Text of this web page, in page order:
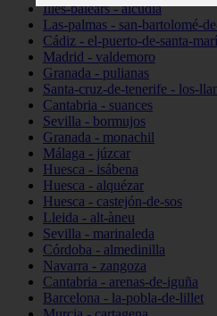
Illes-balears - alcúdia
Las-palmas - san-bartolomé-
Cádiz - el-puerto-de-santa-
Madrid - valdemoro
Granada - pulianas
Santa-cruz-de-tenerife - los-
Cantabria - suances
Sevilla - bormujos
Granada - monachil
Málaga - júzcar
Huesca - isábena
Huesca - alquézar
Huesca - castejón-de-sos
Lleida - alt-àneu
Sevilla - marinaleda
Córdoba - almedinilla
Navarra - zangoza
Cantabria - arenas-de-iguña
Barcelona - la-pobla-de-lillet